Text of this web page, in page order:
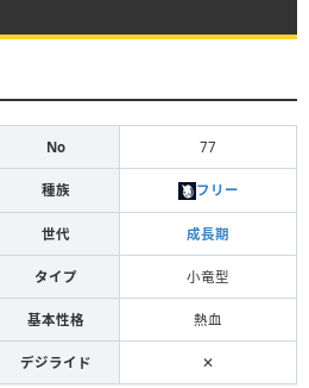
No 77
種族 フリー
世代 成長期
タイプ 小竜型
基本性格 熱血
デジライド ✕